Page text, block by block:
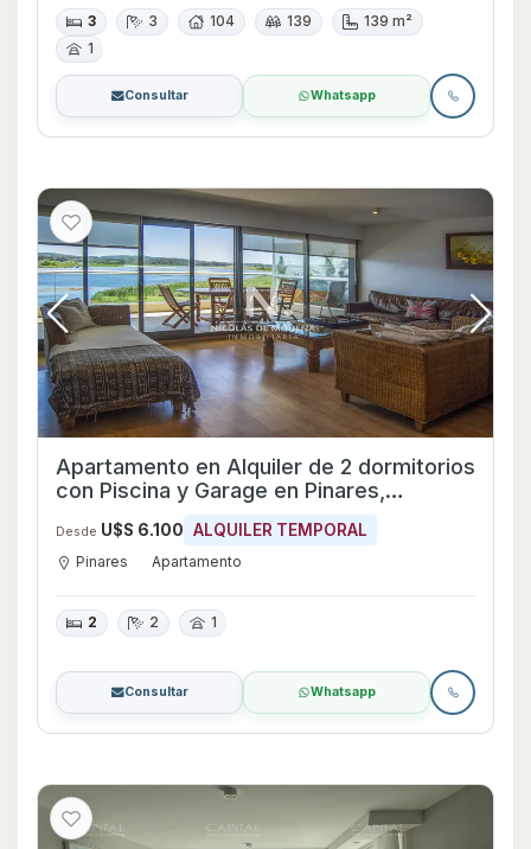
3 3 104 139
139 m²
1
Consultar Whatsapp
Apartamento en Alquiler de 2 dormitorios
con Piscina y Garage en Pinares,
Desde U$S 6.100 ALQUILER TEMPORAL
Pinares Apartamento
2 2 1
Consultar Whatsapp